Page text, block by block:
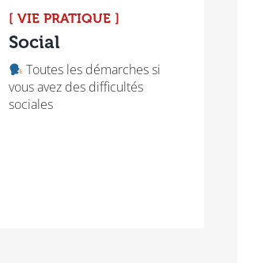
[ VIE PRATIQUE ]
Social
Toutes les démarches si
vous avez des difficultés
sociales